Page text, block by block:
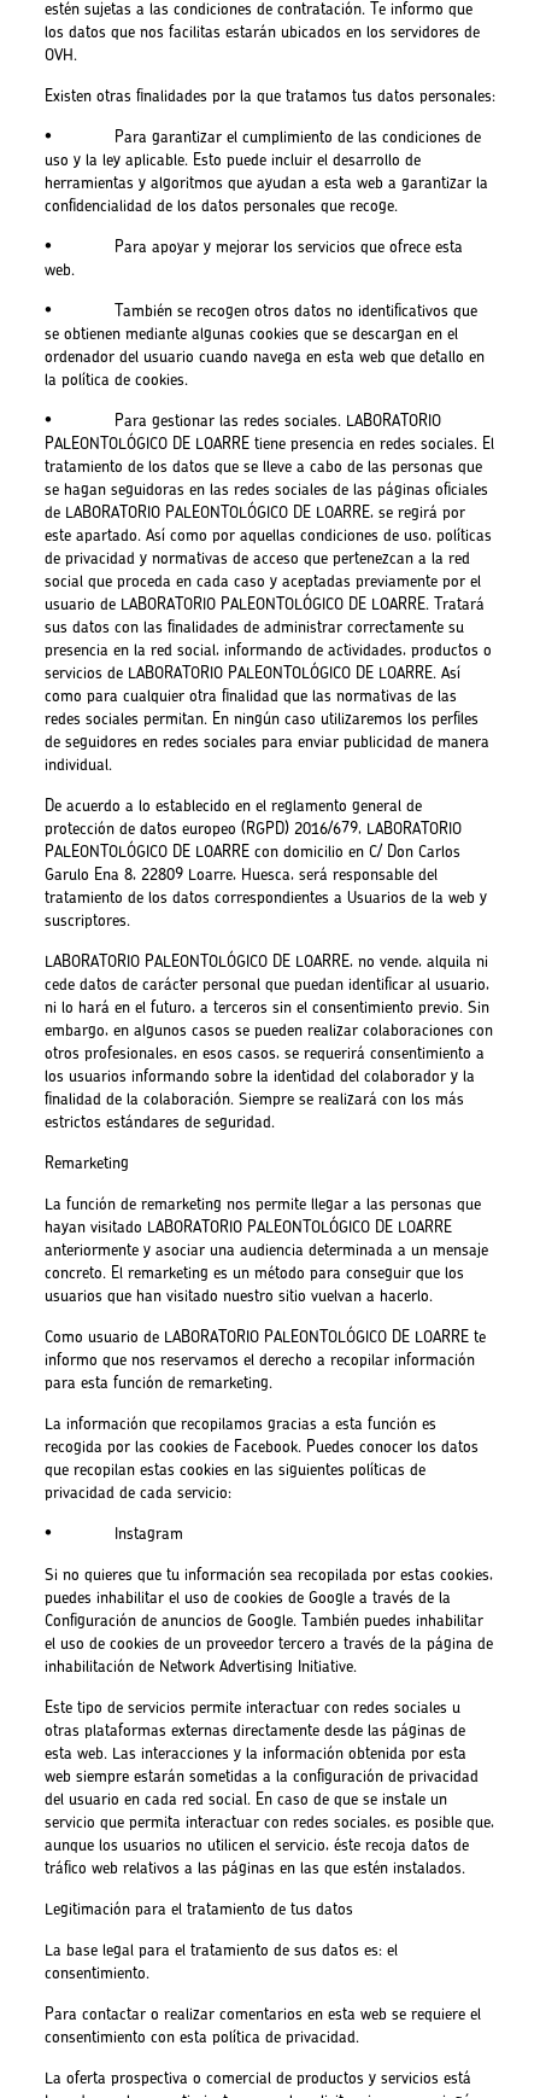
estén sujetas a las condiciones de contratación. Te informo que
los datos que nos facilitas estarán ubicados en los servidores de
OVH.
Existen otras finalidades por la que tratamos tus datos personales:
• Para garantizar el cumplimiento de las condiciones de
uso y la ley aplicable. Esto puede incluir el desarrollo de
herramientas y algoritmos que ayudan a esta web a garantizar la
confidencialidad de los datos personales que recoge.
• Para apoyar y mejorar los servicios que ofrece esta
web.
• También se recogen otros datos no identificativos que
se obtienen mediante algunas cookies que se descargan en el
ordenador del usuario cuando navega en esta web que detallo en
la política de cookies.
• Para gestionar las redes sociales. LABORATORIO
PALEONTOLÓGICO DE LOARRE tiene presencia en redes sociales. El
tratamiento de los datos que se lleve a cabo de las personas que
se hagan seguidoras en las redes sociales de las páginas oficiales
de LABORATORIO PALEONTOLÓGICO DE LOARRE, se regirá por
este apartado. Así como por aquellas condiciones de uso, políticas
de privacidad y normativas de acceso que pertenezcan a la red
social que proceda en cada caso y aceptadas previamente por el
usuario de LABORATORIO PALEONTOLÓGICO DE LOARRE. Tratará
sus datos con las finalidades de administrar correctamente su
presencia en la red social, informando de actividades, productos o
servicios de LABORATORIO PALEONTOLÓGICO DE LOARRE. Así
como para cualquier otra finalidad que las normativas de las
redes sociales permitan. En ningún caso utilizaremos los perfiles
de seguidores en redes sociales para enviar publicidad de manera
individual.
De acuerdo a lo establecido en el reglamento general de
protección de datos europeo (RGPD) 2016/679, LABORATORIO
PALEONTOLÓGICO DE LOARRE con domicilio en C/ Don Carlos
Garulo Ena 8, 22809 Loarre, Huesca, será responsable del
tratamiento de los datos correspondientes a Usuarios de la web y
suscriptores.
LABORATORIO PALEONTOLÓGICO DE LOARRE, no vende, alquila ni
cede datos de carácter personal que puedan identificar al usuario,
ni lo hará en el futuro, a terceros sin el consentimiento previo. Sin
embargo, en algunos casos se pueden realizar colaboraciones con
otros profesionales, en esos casos, se requerirá consentimiento a
los usuarios informando sobre la identidad del colaborador y la
finalidad de la colaboración. Siempre se realizará con los más
estrictos estándares de seguridad.
Remarketing
La función de remarketing nos permite llegar a las personas que
hayan visitado LABORATORIO PALEONTOLÓGICO DE LOARRE
anteriormente y asociar una audiencia determinada a un mensaje
concreto. El remarketing es un método para conseguir que los
usuarios que han visitado nuestro sitio vuelvan a hacerlo.
Como usuario de LABORATORIO PALEONTOLÓGICO DE LOARRE te
informo que nos reservamos el derecho a recopilar información
para esta función de remarketing.
La información que recopilamos gracias a esta función es
recogida por las cookies de Facebook. Puedes conocer los datos
que recopilan estas cookies en las siguientes políticas de
privacidad de cada servicio:
• Instagram
Si no quieres que tu información sea recopilada por estas cookies,
puedes inhabilitar el uso de cookies de Google a través de la
Configuración de anuncios de Google. También puedes inhabilitar
el uso de cookies de un proveedor tercero a través de la página de
inhabilitación de Network Advertising Initiative.
Este tipo de servicios permite interactuar con redes sociales u
otras plataformas externas directamente desde las páginas de
esta web. Las interacciones y la información obtenida por esta
web siempre estarán sometidas a la configuración de privacidad
del usuario en cada red social. En caso de que se instale un
servicio que permita interactuar con redes sociales, es posible que,
aunque los usuarios no utilicen el servicio, éste recoja datos de
tráfico web relativos a las páginas en las que estén instalados.
Legitimación para el tratamiento de tus datos
La base legal para el tratamiento de sus datos es: el
consentimiento.
Para contactar o realizar comentarios en esta web se requiere el
consentimiento con esta política de privacidad.
La oferta prospectiva o comercial de productos y servicios está